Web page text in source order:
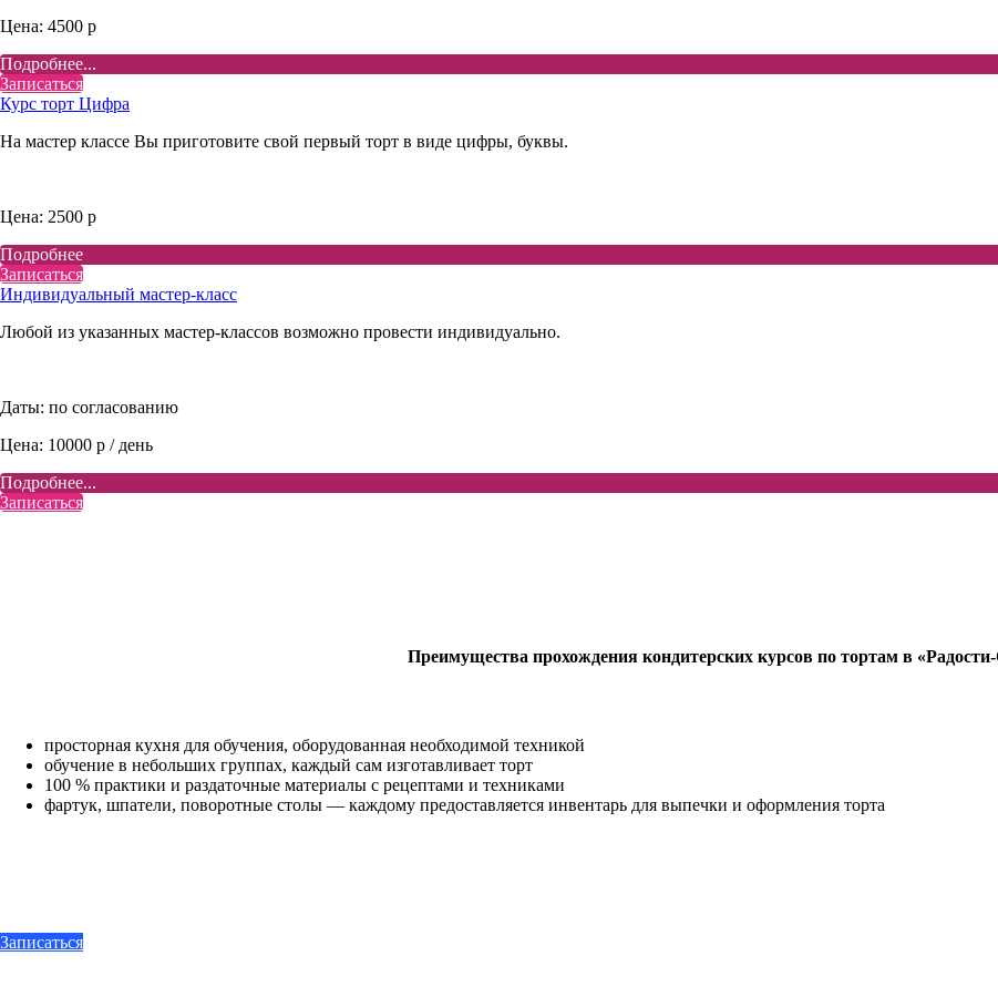
Цена: 4500 р
Подробнее...
Записаться
Курс торт Цифра
На мастер классе Вы приготовите свой первый торт в виде цифры, буквы.
Цена: 2500 р
Подробнее
Записаться
Индивидуальный мастер-класс
Любой из указанных мастер-классов возможно провести индивидуально.
Даты: по согласованию
Цена: 10000 р / день
Подробнее...
Записаться
Преимущества прохождения кондитерских курсов по тортам в
просторная кухня для обучения, оборудованная необходимой техникой
обучение в небольших группах, каждый сам изготавливает торт
100 % практики и раздаточные материалы с рецептами и техниками
фартук, шпатели, поворотные столы — каждому предоставляется инвентарь для выпечки и оформления торта
Записаться